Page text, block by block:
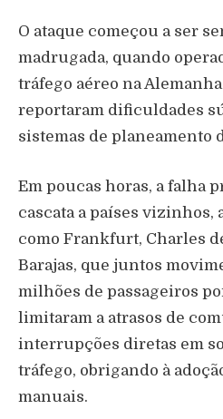
O ataque começou a ser
madrugada, quando
tráfego aéreo na
reportaram dificuldades
sistemas de planeamento
Em poucas horas, a falha
cascata a países
como Frankfurt, Charles
Barajas, que juntos
milhões de passageiros
limitaram a atrasos de
interrupções diretas em
tráfego, obrigando à
manuais.